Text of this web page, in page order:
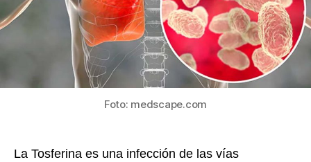
es
más
que
la
Foto: medscape.com
La Tosferina es una infección de las vías